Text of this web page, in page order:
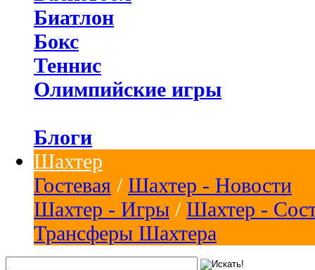
Биатлон
Бокс
Теннис
Олимпийские игры
Блоги
Шахтер
Гостевая / Шахтер - Новости
Шахтер - Игры / Шахтер -
Трансферы Шахтера